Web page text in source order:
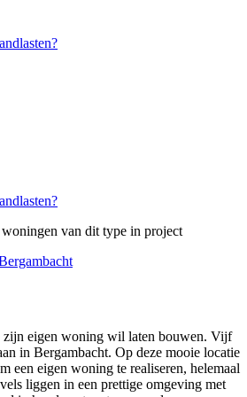
van dit type in project
zijn eigen woning wil laten bouwen. Vijf
in Bergambacht. Op deze mooie locatie
een eigen woning te realiseren, helemaal
liggen in een prettige omgeving met